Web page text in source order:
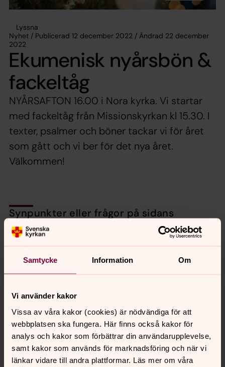
Samtycke Information Om
Vi använder kakor
Vissa av våra kakor (cookies) är nödvändiga för att
webbplatsen ska fungera. Här finns också kakor för
analys och kakor som förbättrar din användarupplevelse,
samt kakor som används för marknadsföring och när vi
länkar vidare till andra plattformar. Läs mer om våra
Lyssna
Nyhet / Publicerad 12 december 2022 / Ändrad 22 december
2022
Ekumenisk nyårsbön &
fackeltåg
NYÅRSAFTON 16.00 i Nora kyrka. Vi startar
med fackeltåg från Missionskyrkan kl 15.30. I
texter, psalmer och böner tackar vi för året
som gått och vi ber för det nya året.
Välkommen!
Synpunkter eller frågor på sidans
innehåll?
nora.tarnsjo.forsamling@svenskakyrkan.se
Dela
Tillbaka till toppen
Tillbaka till innehållet
Kontakt